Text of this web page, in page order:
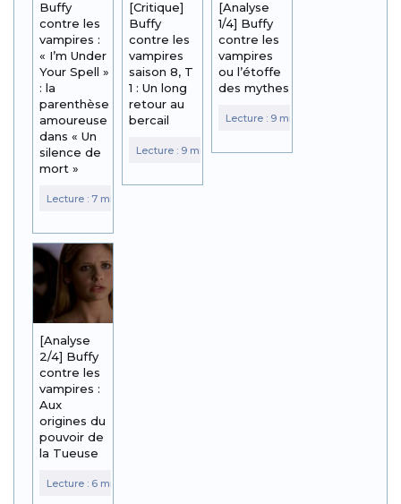
Buffy
contre les
vampires :
« I’m Under
Your Spell »
: la
parenthèse
amoureuse
dans « Un
silence de
mort »
[Critique]
Buffy
contre les
vampires
saison 8, T
1 : Un long
retour au
bercail
[Analyse
1/4] Buffy
contre les
vampires
ou l’étoffe
des mythes
[Analyse
2/4] Buffy
contre les
vampires :
Aux
origines du
pouvoir de
la Tueuse